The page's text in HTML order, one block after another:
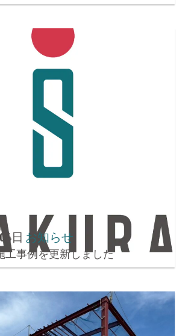
日 お知らせ
工事例を更新しました